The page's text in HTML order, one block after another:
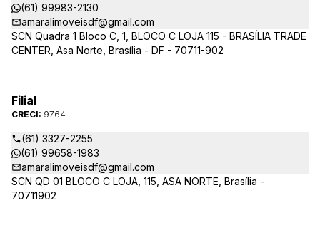
(61) 99983-2130
amaralimoveisdf@gmail.com
SCN Quadra 1 Bloco C, 1, BLOCO C LOJA 115 - BRASÍLIA TRADE
CENTER, Asa Norte, Brasília - DF - 70711-902
Filial
CRECI: 9764
(61) 3327-2255
(61) 99658-1983
amaralimoveisdf@gmail.com
SCN QD 01 BLOCO C LOJA, 115, ASA NORTE, Brasília -
70711902